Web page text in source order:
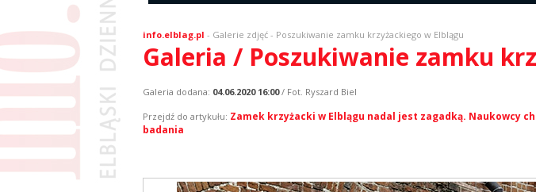
info.elblag.pl - Galerie zdjęć- Poszukiwanie zamku krzyżackiego w Elblągu
Galeria / Poszukiwanie zamku
Galeria dodana: 04.06.2020 16:00/ Fot. Ryszard Biel
Przejdź do artykułu: Zamek krzyżacki w Elblągu nadal jest zagadką. Naukowcy
badania